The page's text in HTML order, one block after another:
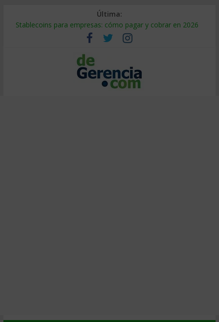
Última:
Stablecoins para empresas: cómo pagar y cobrar en 2026
Despido silencioso: qué es y por qué sale tan caro
IA en selección de personal: cómo auditarla a tiempo
Trabajo forzoso en la cadena de suministro: qué hacer
Mercado hispano de EE. UU.: cómo segmentarlo y venderle